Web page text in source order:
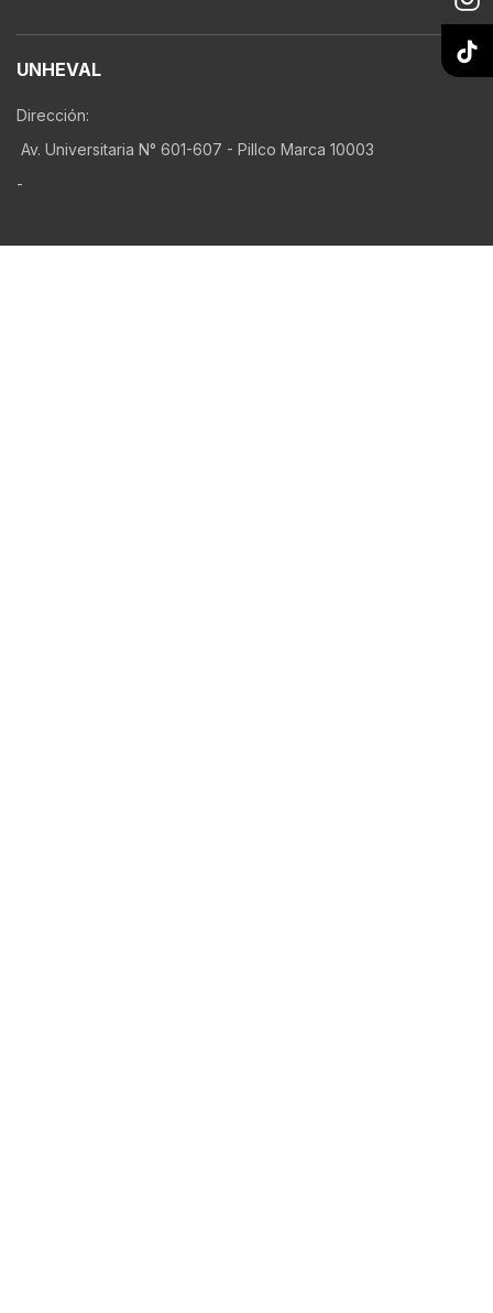
UNHEVAL
Dirección:
Av. Universitaria N° 601-607 - Pillco Marca 10003
-
Correo: